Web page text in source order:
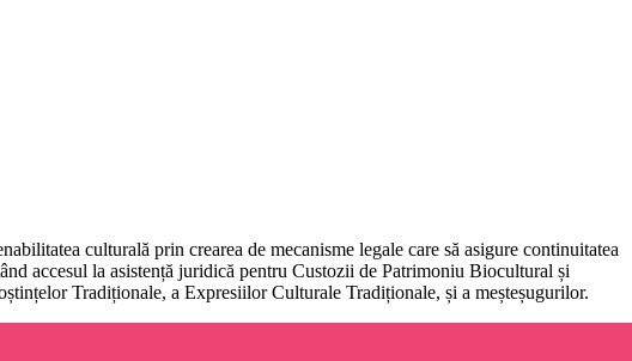
culturală prin crearea de mecanisme legale care să asigure continuitatea
accesul la asistență juridică pentru Custozii de Patrimoniu Biocultural și
Tradiționale, a Expresiilor Culturale Tradiționale, și a meșteșugurilor.